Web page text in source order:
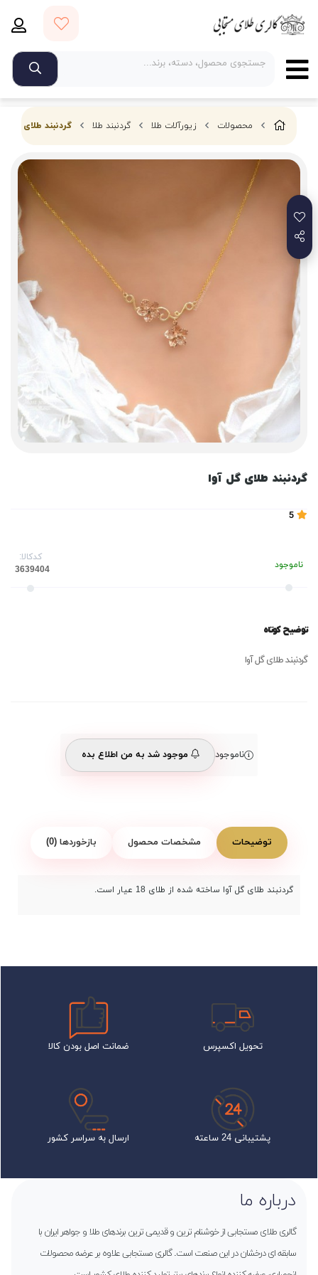
محصولات زیورآلات طلا گردنبند طلا گردنبند طلای گل
گردنبند طلای گل آوا
ناموجود
کدکالا:
توضیح کوتاه
گردنبند طلای گل آوا
ناموجود موجود شد به من اطلاع بده
توضیحات مشخصات محصول بازخوردها (0)
گردنبند طلای گل آوا ساخته شده از طلای 18 عیار است.
تحویل اکسپرس ضمانت اصل بودن کالا
پشتیبانی 24 ساعته ارسال به سراسر کشور
درباره ما
گالری طلای مستجابی از خوشنام ترین و قدیمی ترین برندهای طلا و جواهر ایران با
سابقه ای درخشان در این صنعت است. گالری مستجابی علاوه بر عرضه محصولات